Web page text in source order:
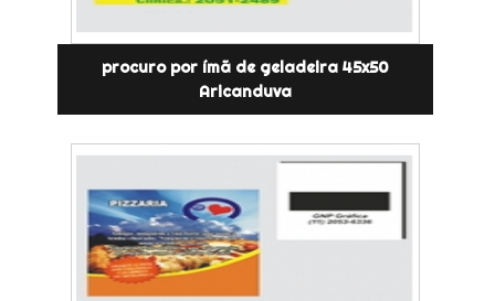
procuro por ímã de geladeira 45x50
Aricanduva